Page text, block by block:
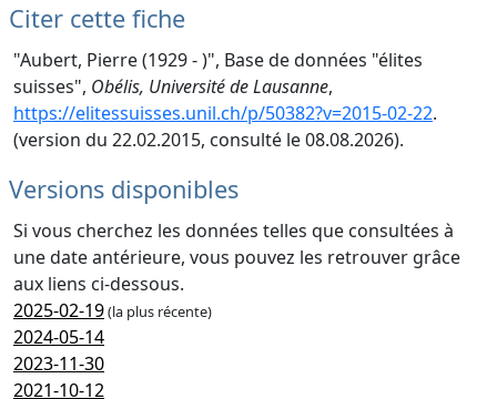
Citer cette fiche
"Aubert, Pierre (1929 - )", Base de données "élites
suisses", Obélis, Université de Lausanne,
https://elitessuisses.unil.ch/p/50382?v=2015-02-22.
(version du 22.02.2015, consulté le 08.08.2026).
Versions disponibles
Si vous cherchez les données telles que consultées à
une date antérieure, vous pouvez les retrouver grâce
aux liens ci-dessous.
2025-02-19(la plus récente)
2024-05-14
2023-11-30
2021-10-12